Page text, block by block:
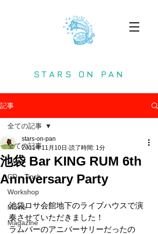
STARS ON PAN
記事
全ての記事
Live
CD・7inch
Workshop
Movie
Magazine
全ての記事
池袋 Bar KING RUM 6th
Anniversary Party
stars-on-pan
2011年11月10日 読了時間: 1分
池袋ロサ会館地下のライブハウスで演
奏させていただきました！
ラムバーのアニバーサリーだったの